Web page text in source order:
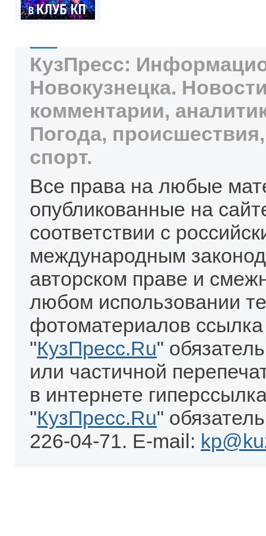
КузПресс:
Новокузнецка.
комментарии,
Погода,
спорт.
Все права на любые
опубликованные на
соответствии с
международным
авторском праве и
любом использовании
фотоматериалов
"КузПресс.Ru"
или частичной
в интернете
"КузПресс.Ru"
226-04-71. E-mail: